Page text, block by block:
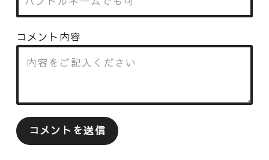
コメント内容